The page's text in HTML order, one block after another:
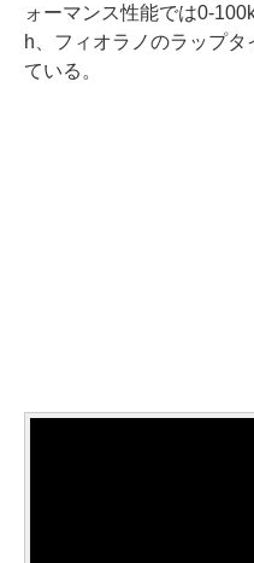
ォーマンス性能では0-
h、フィオラノのラップ
ている。